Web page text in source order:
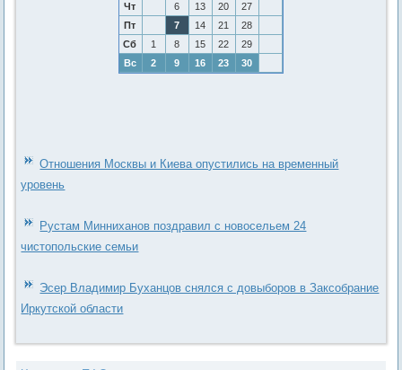
Чт
6 13 20
27
Пт
7 14 21
28
Сб
1 8 15 22
29
Вс
2 9 16 23 30
Отношения Москвы и Киева опустились на временный
уровень
Рустам Минниханов поздравил с новосельем 24
чистопольские семьи
Эсер Владимир Буханцов снялся с довыборов в Заксобрание
Иркутской области